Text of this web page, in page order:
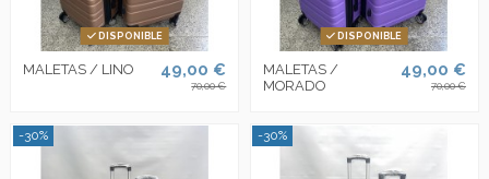
DISPONIBLE
MALETAS / LINO 49,00 €
70,00 €
DISPONIBLE
MALETAS /
MORADO
49,00 €
70,00 €
-30% -30%